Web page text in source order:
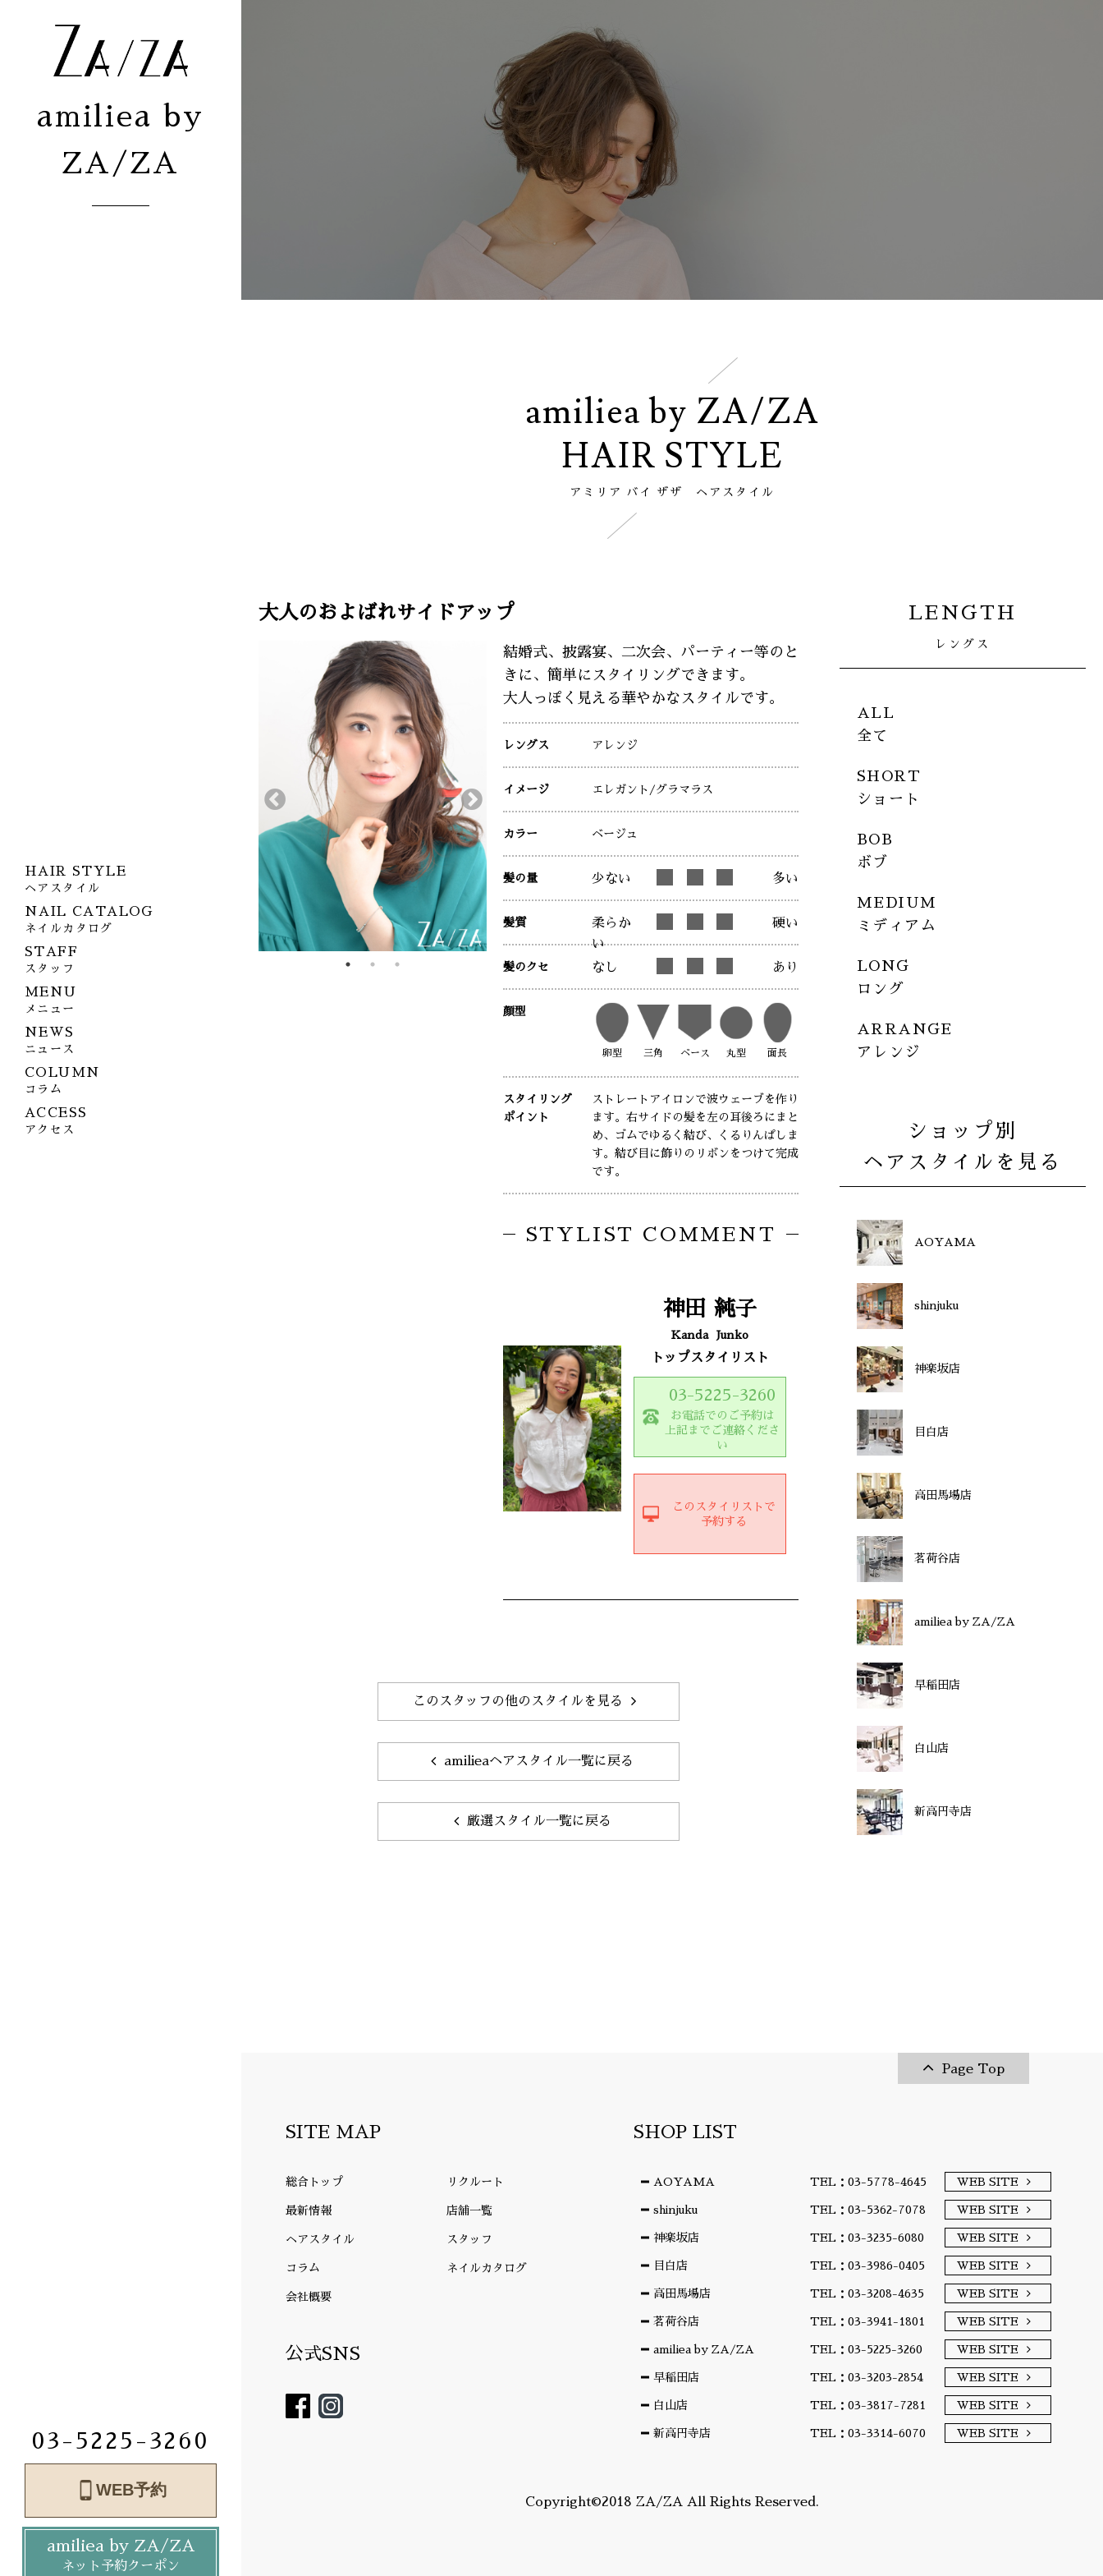
amiliea by
ZA/ZA
HAIR STYLE
ヘアスタイル
NAIL CATALOG
ネイルカタログ
STAFF
スタッフ
MENU
メニュー
NEWS
ニュース
COLUMN
コラム
ACCESS
アクセス
03-5225-3260
WEB予約
amiliea by ZA/ZA
ネット予約クーポン
amiliea by ZA/ZA
HAIR STYLE
アミリア バイ ザザ ヘアスタイル
大人のおよばれサイドアップ
結婚式、披露宴、二次会、パーティー等のと
きに、簡単にスタイリングできます。
大人っぽく見える華やかなスタイルです。
レングス アレンジ
イメージ エレガント /グラマラス
カラー ベージュ
髪の量 少ない 多い
髪質
柔らか
い
硬い
髪のクセ なし あり
顔型
卵型 三角 ベース 丸型 面長
スタイリング
ポイント
ストレートアイロンで波ウェーブを作り
ます。右サイドの髪を左の耳後ろにまと
め、ゴムでゆるく結び、くるりんぱしま
す。結び目に飾りのリボンをつけて完成
です。
STYLIST COMMENT
神田 純子
Kanda Junko
トップスタイリスト
03-5225-3260
お電話でのご予約は
上記までご連絡くださ
い
このスタイリストで
予約する
このスタッフの他のスタイルを見る
amilieaヘアスタイル一覧に戻る
厳選スタイル一覧に戻る
LENGTH
レングス
ALL
全て
SHORT
ショート
BOB
ボブ
MEDIUM
ミディアム
LONG
ロング
ARRANGE
アレンジ
ショップ別
ヘアスタイルを見る
AOYAMA
shinjuku
神楽坂店
目白店
高田馬場店
茗荷谷店
amiliea by ZA/ZA
早稲田店
白山店
新高円寺店
Page Top
SITE MAP
総合トップ リクルート
最新情報 店舗一覧
ヘアスタイル スタッフ
コラム ネイルカタログ
会社概要
公式SNS
SHOP LIST
AOYAMA TEL：03-5778-4645 WEB SITE
shinjuku TEL：03-5362-7078 WEB SITE
神楽坂店 TEL：03-3235-6080 WEB SITE
目白店 TEL：03-3986-0405 WEB SITE
高田馬場店 TEL：03-3208-4635 WEB SITE
茗荷谷店 TEL：03-3941-1801 WEB SITE
amiliea by ZA/ZA TEL：03-5225-3260 WEB SITE
早稲田店 TEL：03-3203-2854 WEB SITE
白山店 TEL：03-3817-7281 WEB SITE
新高円寺店 TEL：03-3314-6070 WEB SITE
Copyright©2018 ZA/ZA All Rights Reserved.